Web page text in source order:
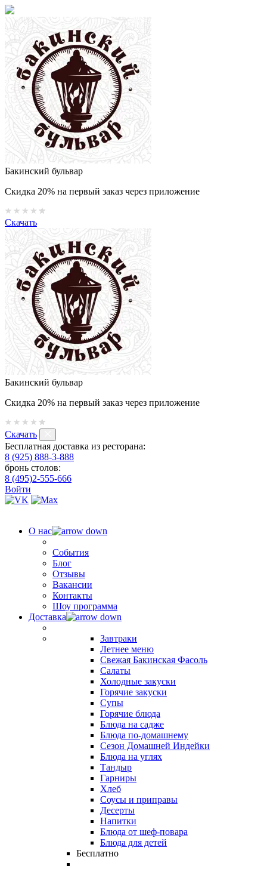
Бакинский бульвар
Скидка 20% на первый заказ через приложение
Скачать
Бакинский бульвар
Скидка 20% на первый заказ через приложение
Скачать
Бесплатная доставка из ресторана:
8 (925) 888-3-888
бронь столов:
8 (495)2-555-666
Войти
О нас
События
Блог
Отзывы
Вакансии
Контакты
Шоу программа
Доставка
Завтраки
Летнее меню
Свежая Бакинская Фасоль
Салаты
Холодные закуски
Горячие закуски
Супы
Горячие блюда
Блюда на садже
Блюда по-домашнему
Сезон Домашней Индейки
Блюда на углях
Тандыр
Гарниры
Хлеб
Соусы и приправы
Десерты
Напитки
Блюда от шеф-повара
Блюда для детей
Бесплатно